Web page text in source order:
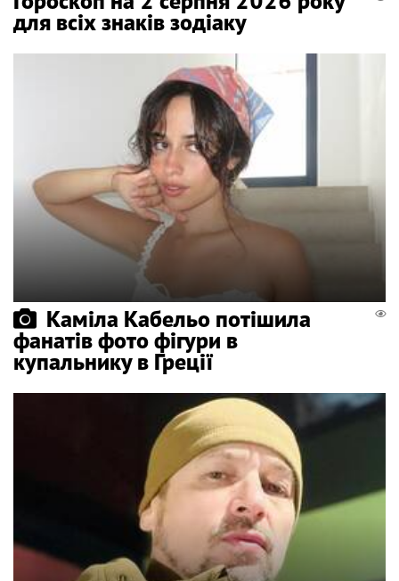
для всіх знаків зодіаку
Каміла Кабельо потішила
фанатів фото фігури в
купальнику в Греції